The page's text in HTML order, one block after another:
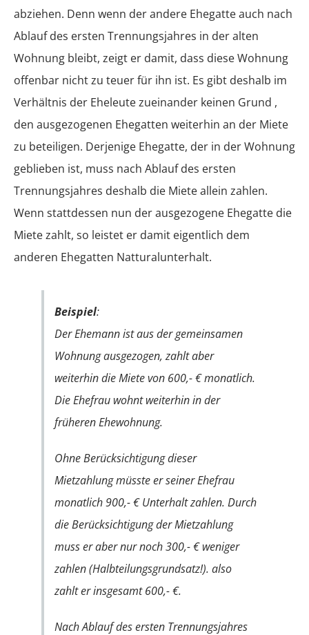
abziehen. Denn wenn der andere Ehegatte auch nach
Ablauf des ersten Trennungsjahres in der alten
Wohnung bleibt, zeigt er damit, dass diese Wohnung
offenbar nicht zu teuer für ihn ist. Es gibt deshalb im
Verhältnis der Eheleute zueinander keinen Grund ,
den ausgezogenen Ehegatten weiterhin an der Miete
zu beteiligen. Derjenige Ehegatte, der in der Wohnung
geblieben ist, muss nach Ablauf des ersten
Trennungsjahres deshalb die Miete allein zahlen.
Wenn stattdessen nun der ausgezogene Ehegatte die
Miete zahlt, so leistet er damit eigentlich dem
anderen Ehegatten Natturalunterhalt.
Beispiel:
Der Ehemann ist aus der gemeinsamen
Wohnung ausgezogen, zahlt aber
weiterhin die Miete von 600,- € monatlich.
Die Ehefrau wohnt weiterhin in der
früheren Ehewohnung.
Ohne Berücksichtigung dieser
Mietzahlung müsste er seiner Ehefrau
monatlich 900,- € Unterhalt zahlen. Durch
die Berücksichtigung der Mietzahlung
muss er aber nur noch 300,- € weniger
zahlen (Halbteilungsgrundsatz!). also
zahlt er insgesamt 600,- €.
Nach Ablauf des ersten Trennungsjahres